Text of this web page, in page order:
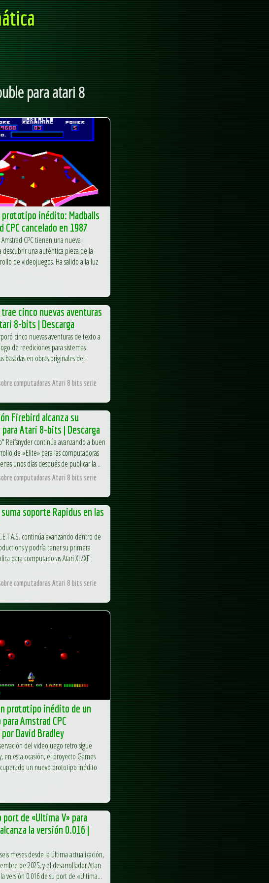
para atari 8
prototipo inédito: Madballs
CPC cancelado en 1987
CPC tienen una nueva
una auténtica pieza de la
de videojuegos. Ha salido a la luz
cinco nuevas aventuras
8-bits | Descarga
cinco nuevas aventuras de texto a
de reediciones para sistemas
basadas en obras originales del
computadoras Atari 8 bits serie
Firebird alcanza su
Atari 8-bits | Descarga
Reifsnyder continúa avanzando a buen
de «Elite» para las computadoras
unos días después de publicar la...
computadoras Atari 8 bits serie
suma soporte Rapidus en las
continúa avanzando dentro de
y podría tener su primera
para computadoras Atari XL/XE
computadoras Atari 8 bits serie
prototipo inédito de un
Amstrad CPC
David Bradley
del videojuego retro sigue
en esta ocasión, el proyecto Games
un nuevo prototipo inédito
port de «Ultima V» para
la versión 0.016 |
meses desde la última actualización,
de 2025, y el desarrollador Atlan
versión 0.016 de su port de «Ultima...